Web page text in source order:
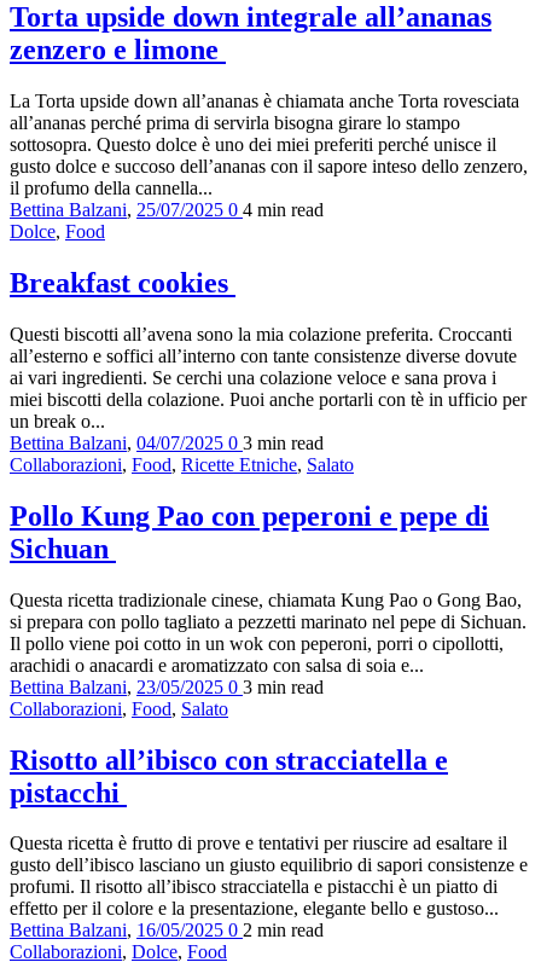
Torta upside down integrale all’ananas
zenzero e limone
La Torta upside down all’ananas è chiamata anche Torta rovesciata
all’ananas perché prima di servirla bisogna girare lo stampo
sottosopra. Questo dolce è uno dei miei preferiti perché unisce il
gusto dolce e succoso dell’ananas con il sapore inteso dello zenzero,
il profumo della cannella...
Bettina Balzani, 25/07/2025 0 4 min read
Dolce, Food
Breakfast cookies
Questi biscotti all’avena sono la mia colazione preferita. Croccanti
all’esterno e soffici all’interno con tante consistenze diverse dovute
ai vari ingredienti. Se cerchi una colazione veloce e sana prova i
miei biscotti della colazione. Puoi anche portarli con tè in ufficio per
un break o...
Bettina Balzani, 04/07/2025 0 3 min read
Collaborazioni, Food, Ricette Etniche, Salato
Pollo Kung Pao con peperoni e pepe di
Sichuan
Questa ricetta tradizionale cinese, chiamata Kung Pao o Gong Bao,
si prepara con pollo tagliato a pezzetti marinato nel pepe di Sichuan.
Il pollo viene poi cotto in un wok con peperoni, porri o cipollotti,
arachidi o anacardi e aromatizzato con salsa di soia e...
Bettina Balzani, 23/05/2025 0 3 min read
Collaborazioni, Food, Salato
Risotto all’ibisco con stracciatella e
pistacchi
Questa ricetta è frutto di prove e tentativi per riuscire ad esaltare il
gusto dell’ibisco lasciano un giusto equilibrio di sapori consistenze e
profumi. Il risotto all’ibisco stracciatella e pistacchi è un piatto di
effetto per il colore e la presentazione, elegante bello e gustoso...
Bettina Balzani, 16/05/2025 0 2 min read
Collaborazioni, Dolce, Food